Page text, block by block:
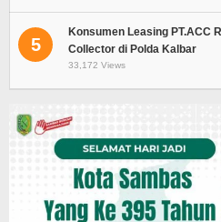
5
Konsumen Leasing PT.ACC
Collector di Polda Kalbar
33,172 Views